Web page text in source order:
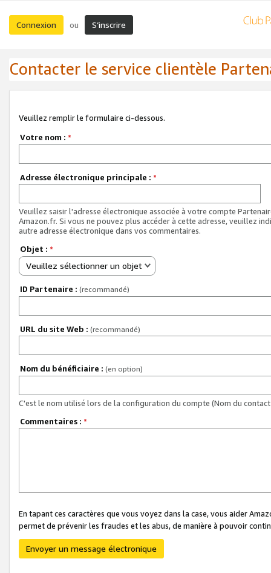
Connexion ou S’inscrire
Contacter le service clientèle
Veuillez remplir le formulaire ci-dessous.
Votre nom : *
Adresse électronique principale : *
Veuillez saisir l'adresse électronique associée à votre compte
Amazon.fr. Si vous ne pouvez plus accéder à cette adresse, veuillez
autre adresse électronique dans vos commentaires.
Objet : *
Veuillez sélectionner un objet
ID Partenaire : (recommandé)
URL du site Web : (recommandé)
Nom du bénéficiaire : (en option)
C'est le nom utilisé lors de la configuration du compte (Nom du
Commentaires : *
En tapant ces caractères que vous voyez dans la case, vous aider
permet de prévenir les fraudes et les abus, de manière à pouvoir
Envoyer un message électronique